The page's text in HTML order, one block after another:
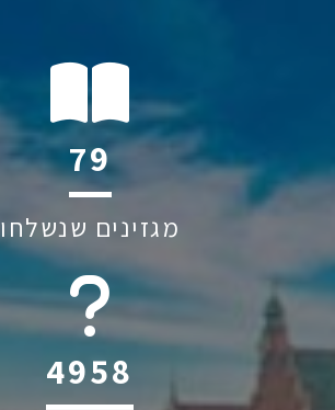
113
מגזינים שנשלחו
6045